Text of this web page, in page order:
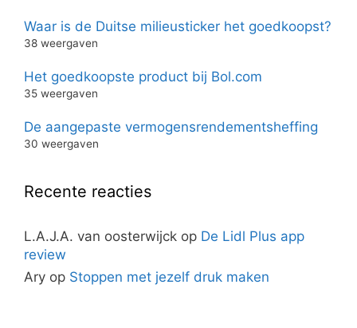
Waar is de Duitse milieusticker het goedkoopst?
38 weergaven
Het goedkoopste product bij Bol.com
35 weergaven
De aangepaste vermogensrendementsheffing
30 weergaven
Recente reacties
L.A.J.A. van oosterwijck op De Lidl Plus app
review
Ary op Stoppen met jezelf druk maken